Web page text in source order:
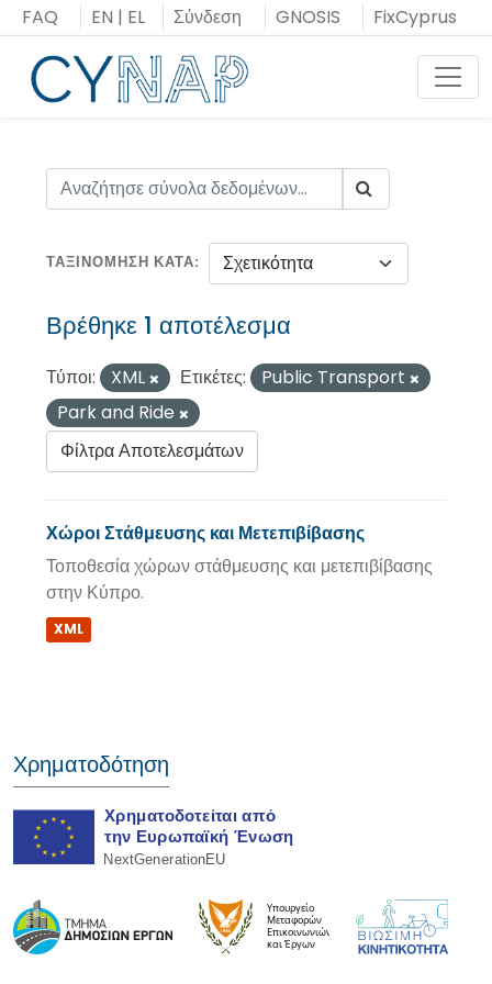
Μεταπήδηση
στο
περιεχόμενο
FAQ EN | EL Σύνδεση GNOSIS FixCyprus
ΤΑΞΙΝΌΜΗΣΗ ΚΑΤΆ
Βρέθηκε 1 αποτέλεσμα
Τύποι: XML Ετικέτες:
Public Transport
Park and Ride
Φίλτρα Αποτελεσμάτων
Χώροι Στάθμευσης και Μετεπιβίβασης
Τοποθεσία χώρων στάθμευσης και μετεπιβίβασης
στην Κύπρο.
XML
Χρηματοδότηση